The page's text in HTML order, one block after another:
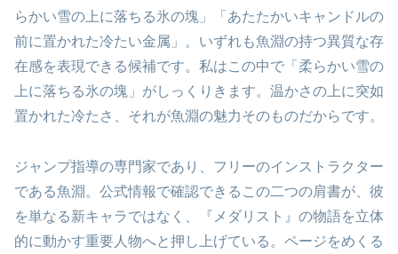
らかい雪の上に落ちる氷の塊」「あたたかいキャンドルの
前に置かれた冷たい金属」。いずれも魚淵の持つ異質な存
在感を表現できる候補です。私はこの中で「柔らかい雪の
上に落ちる氷の塊」がしっくりきます。温かさの上に突如
置かれた冷たさ、それが魚淵の魅力そのものだからです。
ジャンプ指導の専門家であり、フリーのインストラクター
である魚淵。公式情報で確認できるこの二つの肩書が、彼
を単なる新キャラではなく、『メダリスト』の物語を立体
的に動かす重要人物へと押し上げている。ページをめくる